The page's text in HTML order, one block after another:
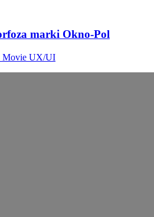
marki Okno-Pol
Movie UX/UI